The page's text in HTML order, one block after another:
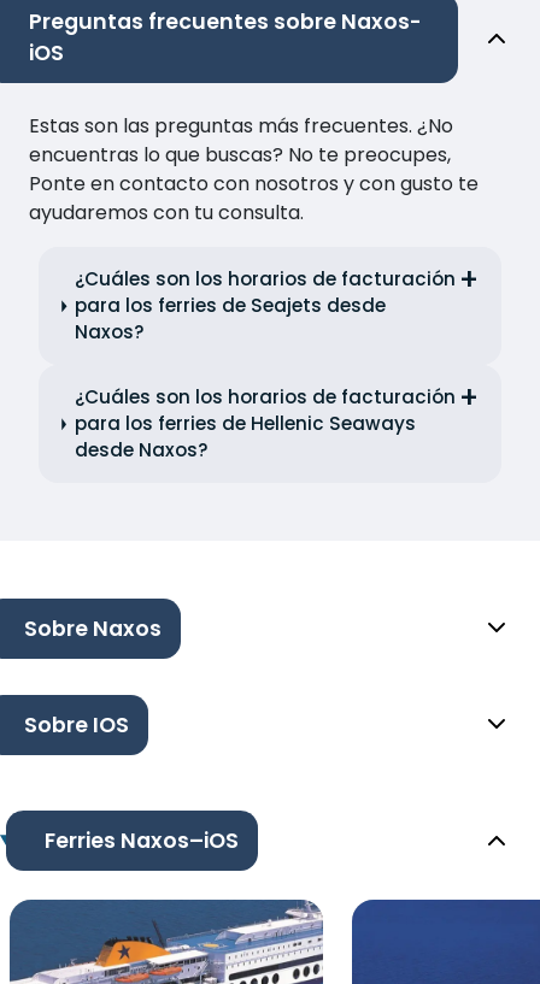
Preguntas frecuentes sobre Naxos-
iOS
Estas son las preguntas más frecuentes. ¿No
encuentras lo que buscas? No te preocupes,
Ponte en contacto con nosotros y con gusto te
ayudaremos con tu consulta.
¿Cuáles son los horarios de facturación
para los ferries de Seajets desde
Naxos?
¿Cuáles son los horarios de facturación
para los ferries de Hellenic Seaways
desde Naxos?
Sobre Naxos
Sobre IOS
Ferries Naxos–iOS